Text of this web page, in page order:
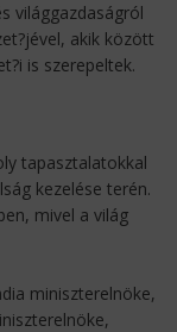
világgazdaságról
akik között
is szerepeltek.
tapasztalatokkal
kezelése terén.
mivel a világ
miniszterelnöke,